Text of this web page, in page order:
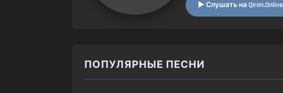
▶ Слушать на Qirim.Online
ПОПУЛЯРНЫЕ ПЕСНИ